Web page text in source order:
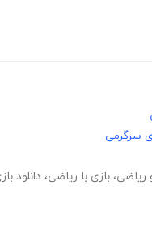
سرگرمی
ریاضی، بازی با ریاضی، دانلود